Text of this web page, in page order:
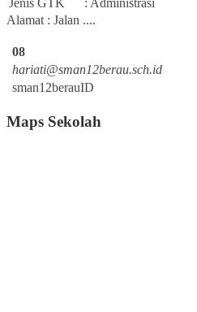
Jenis GTK
: Administrasi
Alamat : Jalan ....
08
hariati@sman12berau.sch.id
sman12berauID
Maps Sekolah